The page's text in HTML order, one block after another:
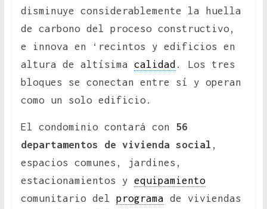
disminuye considerablemente la huella
de carbono del proceso constructivo,
e innova en ‘recintos y edificios en
altura de altísima calidad . Los tres
bloques se conectan entre sí y operan
como un solo edificio.
El condominio contará con 56
departamentos de vivienda social ,
espacios comunes, jardines,
estacionamientos y equipamiento
comunitario del programa de viviendas